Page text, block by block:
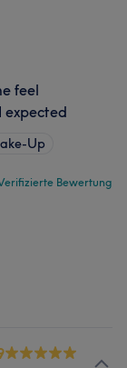
feel
expected
Up
Bewertung